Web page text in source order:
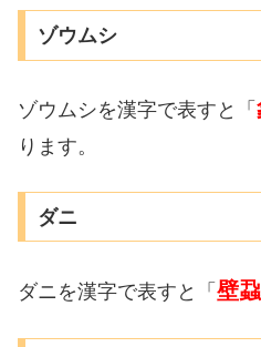
ゾウムシ
ゾウムシを漢字で表すと「
ります。
ダニ
ダニを漢字で表すと「 壁蝨